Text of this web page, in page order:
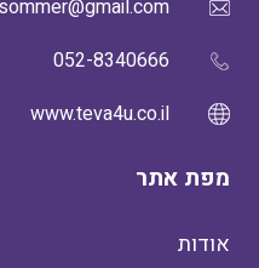
052-8340666
www.teva4u.co.il
מפת אתר
אודות